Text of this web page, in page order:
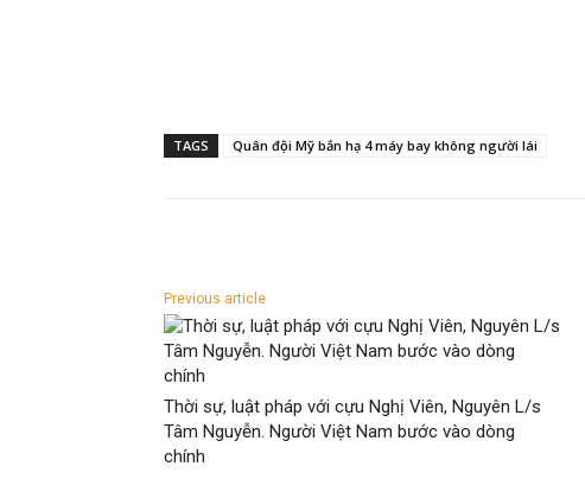
TAGS Quân đội Mỹ bắn hạ 4 máy bay không người lái
Previous article
Thời sự, luật pháp với cựu Nghị Viên, Nguyên L/s
Tâm Nguyễn. Người Việt Nam bước vào dòng
chính